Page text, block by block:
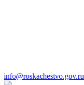
info@roskachestvo.gov.ru